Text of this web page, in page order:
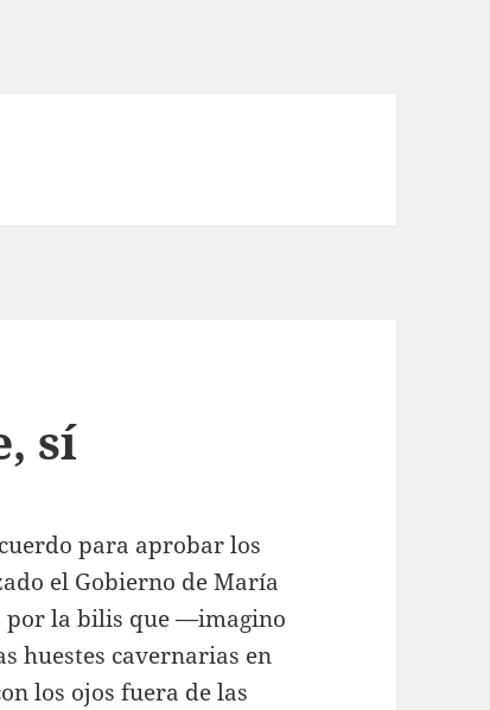
sí
para aprobar los
el Gobierno de María
por la bilis que —imagino
huestes cavernarias en
los ojos fuera de las